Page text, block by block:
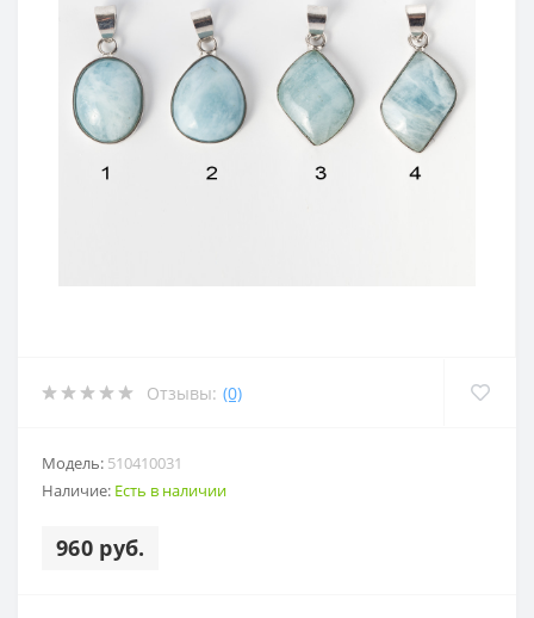
Отзывы: (0)
Модель: 510410031
Наличие: Есть в наличии
960 руб.